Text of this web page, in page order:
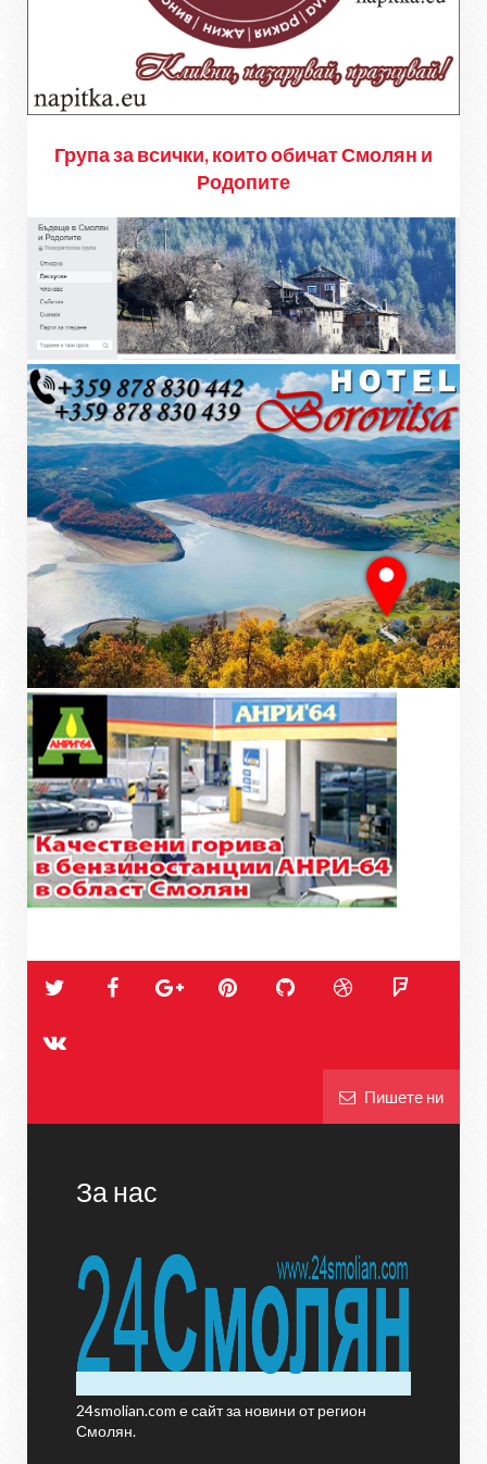
Група за всички, които обичат Смолян и
Родопите
Пишете ни
За нас
24smolian.com е сайт за новини от регион
Смолян.